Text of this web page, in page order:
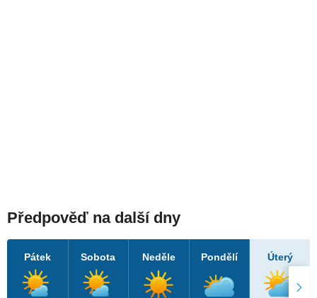
Předpověď na další dny
Pátek Sobota Neděle Pondělí Úterý